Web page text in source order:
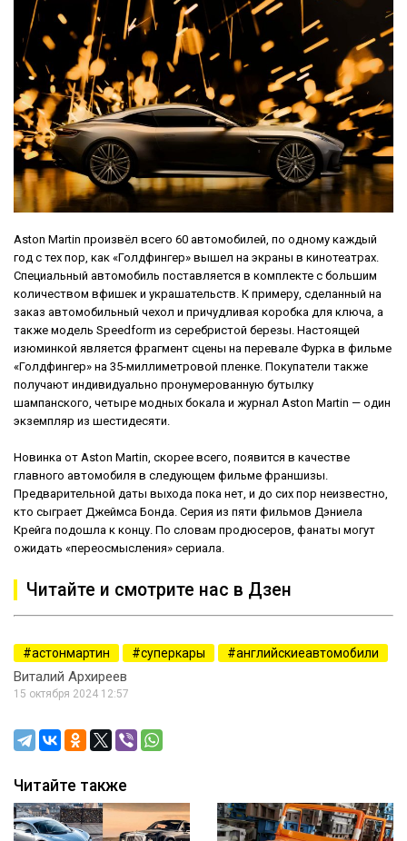
Aston Martin произвёл всего 60 автомобилей, по одному каждый
год с тех пор, как «Голдфингер» вышел на экраны в кинотеатрах.
Специальный автомобиль поставляется в комплекте с большим
количеством вфишек и украшательств. К примеру, сделанный на
заказ автомобильный чехол и причудливая коробка для ключа, а
также модель Speedform из серебристой березы. Настоящей
изюминкой является фрагмент сцены на перевале Фурка в фильме
«Голдфингер» на 35-миллиметровой пленке. Покупатели также
получают индивидуально пронумерованную бутылку
шампанского, четыре модных бокала и журнал Aston Martin — один
экземпляр из шестидесяти.
Новинка от Aston Martin, скорее всего, появится в качестве
главного автомобиля в следующем фильме франшизы.
Предварительной даты выхода пока нет, и до сих пор неизвестно,
кто сыграет Джеймса Бонда. Серия из пяти фильмов Дэниела
Крейга подошла к концу. По словам продюсеров, фанаты могут
ожидать «переосмысления» сериала.
Читайте и смотрите нас в Дзен
астонмартин суперкары английскиеавтомобили
Виталий Архиреев
15 октября 2024 12:57
Читайте также